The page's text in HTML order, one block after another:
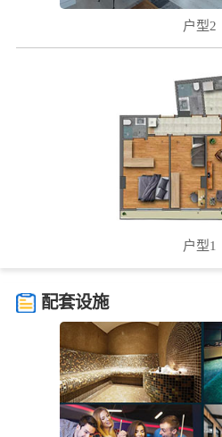
户型2
户型1
配套设施